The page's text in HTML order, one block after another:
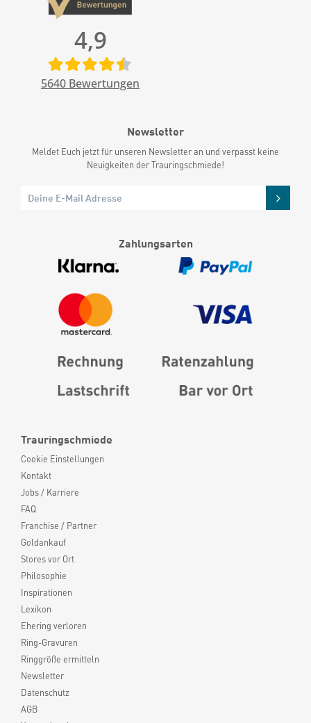
Trauringschmiede
Cookie Einstellungen
Kontakt
Jobs / Karriere
FAQ
Franchise / Partner
Goldankauf
Stores vor Ort
Philosophie
Inspirationen
Lexikon
Ehering verloren
Ring-Gravuren
Ringgröße ermitteln
Newsletter
Datenschutz
AGB
4,9
5640 Bewertungen
Newsletter
Meldet Euch jetzt für unseren Newsletter an und verpasst keine
Neuigkeiten der Trauringschmiede!
Zahlungsarten